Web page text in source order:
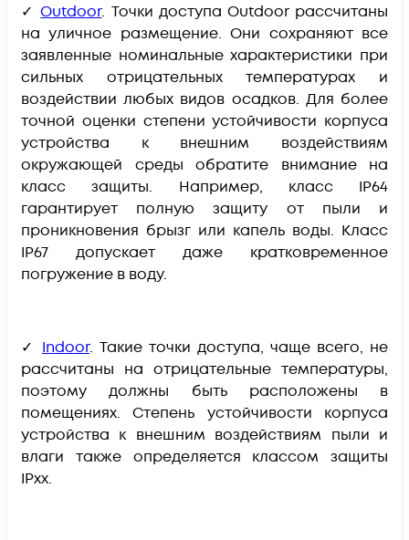
✓ Outdoor. Точки доступа Outdoor рассчитаны
на уличное размещение. Они сохраняют все
заявленные номинальные характеристики при
сильных отрицательных температурах и
воздействии любых видов осадков. Для более
точной оценки степени устойчивости корпуса
устройства к внешним воздействиям
окружающей среды обратите внимание на
класс защиты. Например, класс IP64
гарантирует полную защиту от пыли и
проникновения брызг или капель воды. Класс
IP67 допускает даже кратковременное
погружение в воду.
✓ Indoor. Такие точки доступа, чаще всего, не
рассчитаны на отрицательные температуры,
поэтому должны быть расположены в
помещениях. Степень устойчивости корпуса
устройства к внешним воздействиям пыли и
влаги также определяется классом защиты
IPxx.